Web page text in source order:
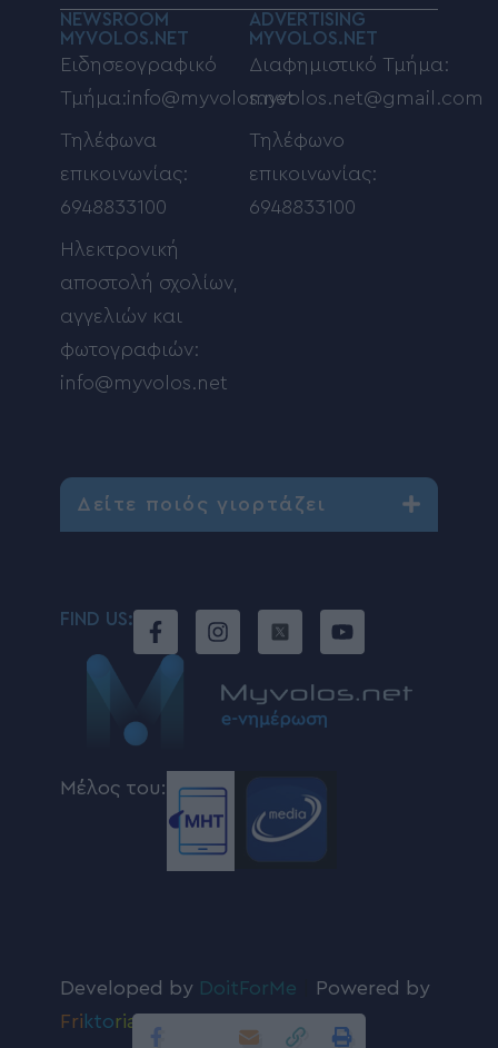
NEWSROOM
MYVOLOS.NET
Ειδησεογραφικό
Τμήμα:info@myvolos.net
Τηλέφωνα
επικοινωνίας:
6948833100
Ηλεκτρονική
αποστολή σχολίων,
αγγελιών και
φωτογραφιών:
info@myvolos.net
ADVERTISING
MYVOLOS.NET
Διαφημιστικό Τμήμα:
myvolos.net@gmail.com
Τηλέφωνο
επικοινωνίας:
6948833100
Δείτε ποιός γιορτάζει
FIND US:
Μέλος του:
Developed by DoitForMe
Powered by
Fri ktoria